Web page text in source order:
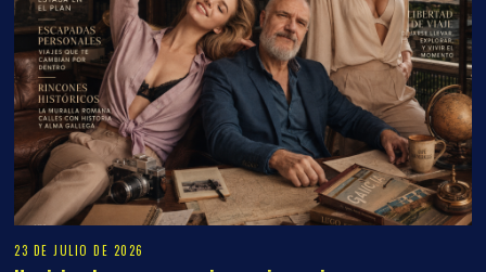
23 DE JULIO DE 2026